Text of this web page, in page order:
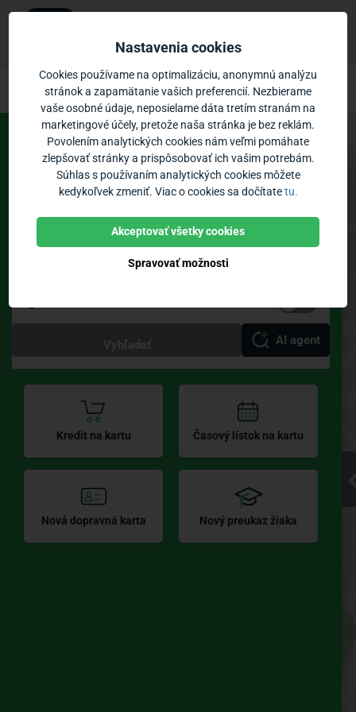
Prejsť na obsahUbian – cestovné poriadky MHD Štúrovo
Kliknite pre
načítanie
UBIAN
Spoje Odchody
MHD Štúrovo
AI agent
Kredit na kartu Časový lístok na kartu
Nová dopravná karta Nový preukaz žiaka
0Priblíženie:
Zadarmo - v Google Play
Zobraziť
Nastavenia cookies
Cookies používame na optimalizáciu, anonymnú analýzu
stránok a zapamätanie vašich preferencií. Nezbierame
vaše osobné údaje, neposielame dáta tretím stranám na
marketingové účely, pretože naša stránka je bez reklám.
Povolením analytických cookies nám veľmi pomáhate
zlepšovať stránky a prispôsobovať ich vašim potrebám.
Súhlas s používaním analytických cookies môžete
kedykoľvek zmeniť. Viac o cookies sa dočítatetu.
Spravovať možnosti
Akceptovať všetky cookies